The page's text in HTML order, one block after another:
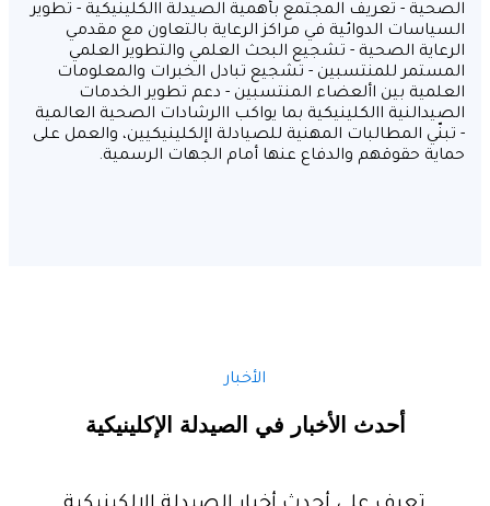
- تعريف المجتمع بأهمية الصيدلة االكلينيكية - تطوير
الدوائية في مراكز الرعاية بالتعاون مع مقدمي
الصحية - تشجيع البحث العلمي والتطوير العلمي
للمنتسبين - تشجيع تبادل الخبرات والمعلومات
بين األعضاء المنتسبين - دعم تطوير الخدمات
االكلينيكية بما يواكب االرشادات الصحية العالمية
المطالبات المهنية للصيادلة اإلكلينيكيين، والعمل على
حقوقهم والدفاع عنها أمام الجهات الرسمية.
أحدث الأخبار في الصيدلة الإكلينيكية